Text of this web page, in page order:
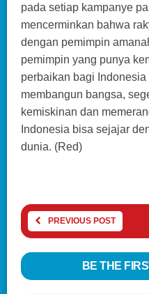
pada setiap kampanye
mencerminkan bahwa
dengan pemimpin
pemimpin yang punya
perbaikan bagi
membangun bangsa,
kemiskinan dan
Indonesia bisa sejajar
dunia. (Red)
PREVIOUS POST
BE THE